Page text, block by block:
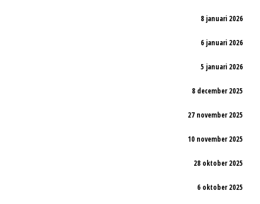
8 januari 2026
6 januari 2026
5 januari 2026
8 december 2025
27 november 2025
10 november 2025
28 oktober 2025
6 oktober 2025